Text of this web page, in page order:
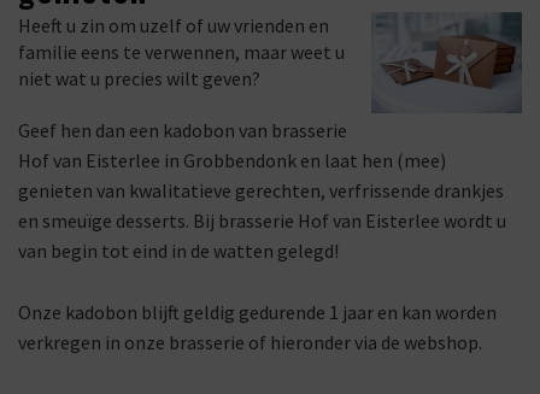
Heeft u zin om uzelf of uw vrienden en
familie eens te verwennen, maar weet u
niet wat u precies wilt geven?
Geef hen dan een kadobon van brasserie
Hof van Eisterlee in Grobbendonk en laat hen (mee)
genieten van kwalitatieve gerechten, verfrissende drankjes
en smeuïge desserts. Bij brasserie Hof van Eisterlee wordt u
van begin tot eind in de watten gelegd!
Onze kadobon blijft geldig gedurende 1 jaar en kan worden
verkregen in onze brasserie of hieronder via de webshop.